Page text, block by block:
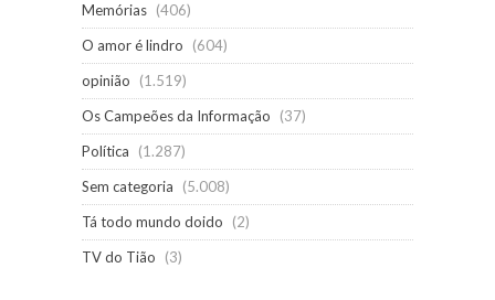
Memórias (406)
O amor é lindro
(604)
opinião
(1.519)
Os Campeões da Informação
(37)
Política
(1.287)
Sem categoria
(5.008)
Tá todo mundo doido
(2)
TV do Tião
(3)